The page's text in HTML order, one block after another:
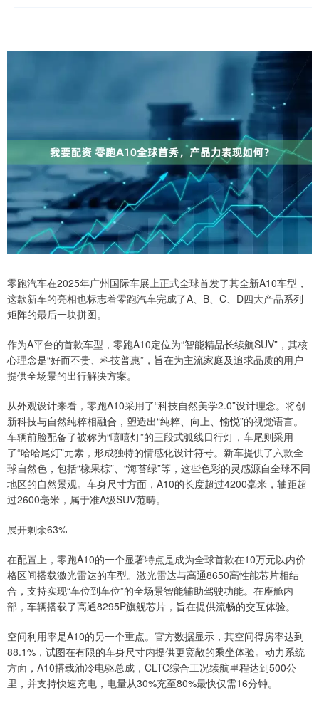
零跑汽车在2025年广州国际车展上正式全球首发了其全新A10车型，
这款新车的亮相也标志着零跑汽车完成了A、B、C、D四大产品系列
矩阵的最后一块拼图。
作为A平台的首款车型，零跑A10定位为“智能精品长续航SUV”，其核
心理念是“好而不贵、科技普惠”，旨在为主流家庭及追求品质的用户
提供全场景的出行解决方案。
从外观设计来看，零跑A10采用了“科技自然美学2.0”设计理念。将创
新科技与自然纯粹相融合，塑造出“纯粹、向上、愉悦”的视觉语言。
车辆前脸配备了被称为“嘻嘻灯”的三段式弧线日行灯，车尾则采用
了“哈哈尾灯”元素，形成独特的情感化设计符号。新车提供了六款全
球自然色，包括“橡果棕”、“海苔绿”等，这些色彩的灵感源自全球不同
地区的自然景观。车身尺寸方面，A10的长度超过4200毫米，轴距超
过2600毫米，属于准A级SUV范畴。
展开剩余63%
在配置上，零跑A10的一个显著特点是成为全球首款在10万元以内价
格区间搭载激光雷达的车型。激光雷达与高通8650高性能芯片相结
合，支持实现“车位到车位”的全场景智能辅助驾驶功能。在座舱内
部，车辆搭载了高通8295P旗舰芯片，旨在提供流畅的交互体验。
空间利用率是A10的另一个重点。官方数据显示，其空间得房率达到
88.1%，试图在有限的车身尺寸内提供更宽敞的乘坐体验。动力系统
方面，A10搭载油冷电驱总成，CLTC综合工况续航里程达到500公
里，并支持快速充电，电量从30%充至80%最快仅需16分钟。